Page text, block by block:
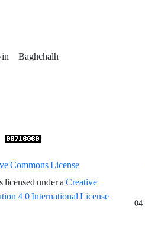
Baghchalh
under aCreative
4.0 International License.